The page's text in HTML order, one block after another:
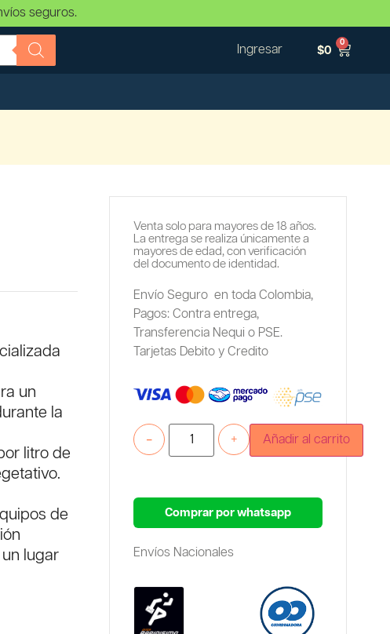
seguros.
Ingresar $0
0
un
la
litro de
de
lugar
Venta solo para mayores de 18 años.
La entrega se realiza únicamente a
mayores de edad, con verificación
del documento de identidad.
Envío Seguro en toda Colombia,
Pagos: Contra entrega,
Transferencia Nequi o PSE.
Tarjetas Debito y Credito
+
- Añadir al carrito
Comprar por whatsapp
Envíos Nacionales